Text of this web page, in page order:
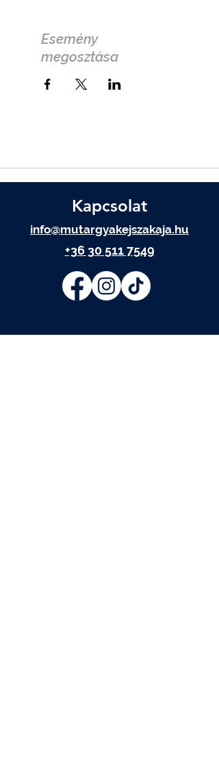
Esemény
megosztása
Kapcsolat
info@mutargyakejszakaja.hu
+36 30 511 7549